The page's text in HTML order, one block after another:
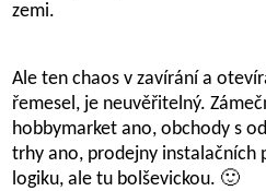
zemi.
Ale ten chaos v zavírání a
řemesel, je neuvěřitelný.
hobbymarket ano, obchody s
trhy ano, prodejny instalačních
logiku, ale tu bolševickou. 🙂